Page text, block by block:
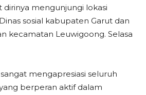
dirinya mengunjungi lokasi
sosial kabupaten Garut dan
kecamatan Leuwigoong. Selasa
sangat mengapresiasi seluruh
berperan aktif dalam